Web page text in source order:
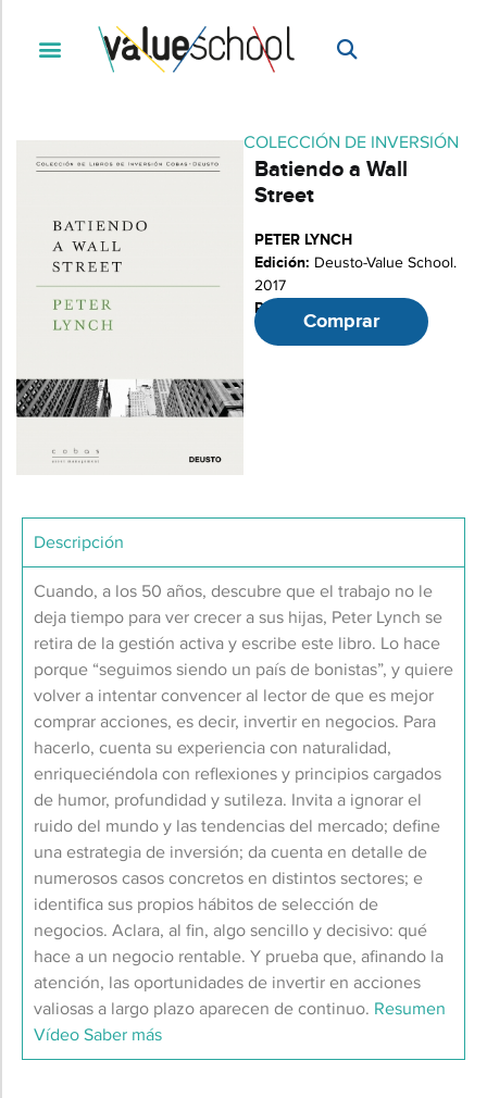
COLECCIÓN DE INVERSIÓN
Batiendo a Wall
Street
PETER LYNCH
Edición: Deusto-Value School.
2017
Páginas:Comprar
Descripción
Cuando, a los 50 años, descubre que el trabajo no le
deja tiempo para ver crecer a sus hijas, Peter Lynch se
retira de la gestión activa y escribe este libro. Lo hace
porque “seguimos siendo un país de bonistas”, y quiere
volver a intentar convencer al lector de que es mejor
comprar acciones, es decir, invertir en negocios. Para
hacerlo, cuenta su experiencia con naturalidad,
enriqueciéndola con reflexiones y principios cargados
de humor, profundidad y sutileza. Invita a ignorar el
ruido del mundo y las tendencias del mercado; define
una estrategia de inversión; da cuenta en detalle de
numerosos casos concretos en distintos sectores; e
identifica sus propios hábitos de selección de
negocios. Aclara, al fin, algo sencillo y decisivo: qué
hace a un negocio rentable. Y prueba que, afinando la
atención, las oportunidades de invertir en acciones
valiosas a largo plazo aparecen de continuo. Resumen
VídeoSaber más